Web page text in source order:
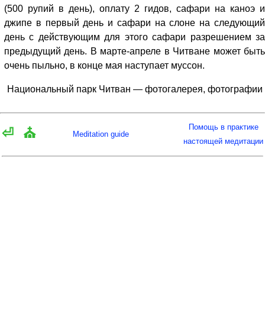
(500 рупий в день), оплату 2 гидов, сафари на каноэ и
джипе в первый день и сафари на слоне на следующий
день с действующим для этого сафари разрешением за
предыдущий день. В марте-апреле в Читване может быть
очень пыльно, в конце мая наступает муссон.
Национальный парк Читван — фотогалерея, фотографии
⏎ ⛪ Meditation guide
Помощь в практике
настоящей медитации